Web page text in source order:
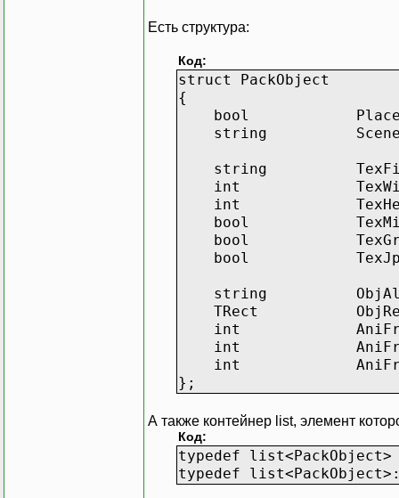
Есть структура:
Код:
struct PackObject
{
bool Placed; //
string
string
int
int
bool
bool
bool
string ObjAlias;
TRect
int
int
int
};
А также контейнер list, элемент
Код:
typedef
typedef